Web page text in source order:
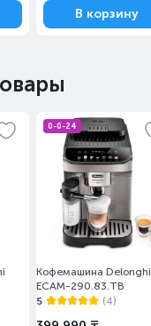
В корзину
0-0-24
Кофемашина Delonghi
ECAM-290.83.TB
5
(4)